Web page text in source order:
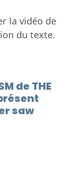
la vidéo de
du texte.
de THE
saw